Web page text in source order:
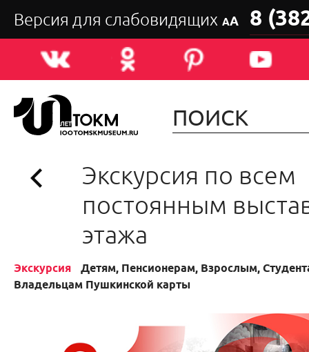
Версия для слабовидящих АА 8
Экскурсия по всем
постоянным
этажа
Экскурсия
Детям, Пенсионерам, Взрослым,
Владельцам Пушкинской карты